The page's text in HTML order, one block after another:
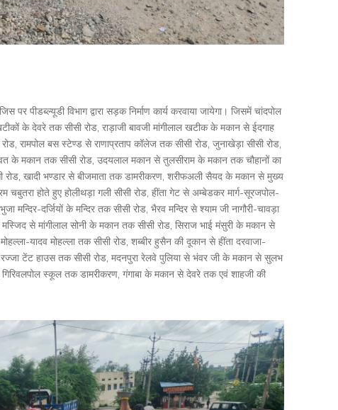
पीडब्ल्यूडी विभाग द्वारा सड़क निर्माण कार्य करवाया जायेगा। जिसमें चांदपोल
के देवरे तक सीसी रोड, राड़ाजी बावजी मांगीलाल खटीक के मकान से ईदगाह
रामपोल बस स्टेण्ड से राणाप्रताप कॉलेज तक सीसी रोड, जुनाखेड़ा सीसी रोड,
के मकान तक सीसी रोड, उदयलाल मकान से तुलसीराम के मकान तक चौहानों का
रोड, खादी भण्डार से बीजमाता तक डामरीकरण, शरीफअली सैयद के मकान से मुख्य
चबुतरा होते हुए होलीथड़ा गली सीसी रोड, हींता गेट से अम्बेडकर मार्ग-सूरजपोल-
मन्दिर-दर्जियों के मन्दिर तक सीसी रोड, भैरव मन्दिर से श्याम जी नागौरी-चावड़ा
से मांगीलाल सोनी के मकान तक सीसी रोड, सिराज भाई मंसुरी के मकान से
यादव मोहल्ला तक सीसी रोड, शब्बीर हुसैन की दूकान से हींता दरवाजा-
टेंट हाउस तक सीसी रोड, मदनपुरा रेलवे पुलिया से भंवर जी के मकान से सुलभ
स्कूल तक डामरीकरण, गंगाबा के मकान से देवरे तक एवं शाहजी की